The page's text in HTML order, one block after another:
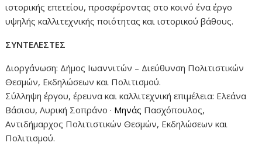
ιστορικής επετείου, προσφέροντας στο κοινό ένα έργο
υψηλής καλλιτεχνικής ποιότητας και ιστορικού βάθους.
ΣΥΝΤΕΛΕΣΤΕΣ
Διοργάνωση: Δήμος Ιωαννιτών – Διεύθυνση Πολιτιστικών
Θεσμών, Εκδηλώσεων και Πολιτισμού.
Σύλληψη έργου, έρευνα και καλλιτεχνική επιμέλεια: Ελεάνα
Βάσιου, Λυρική Σοπράνο · Μηνάς Πασχόπουλος,
Αντιδήμαρχος Πολιτιστικών Θεσμών, Εκδηλώσεων και
Πολιτισμού.